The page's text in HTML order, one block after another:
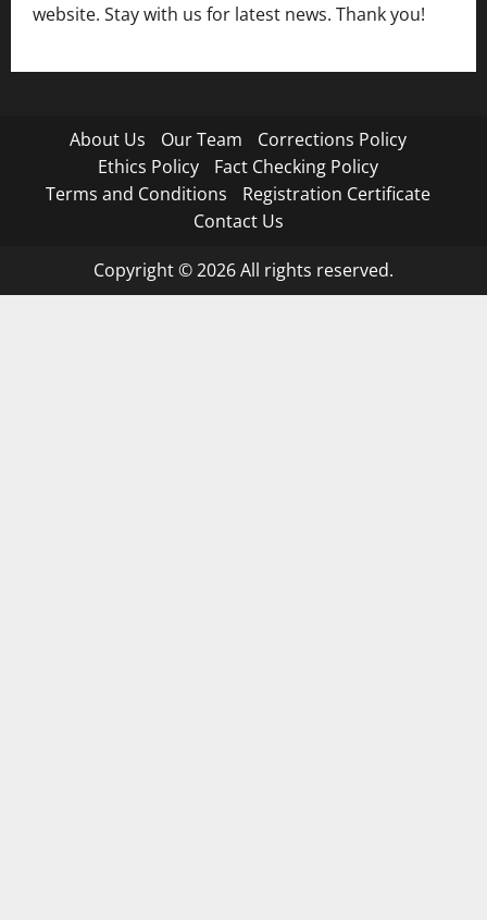
website. Stay with us for latest news. Thank you!
About Us Our Team
Corrections Policy
Ethics Policy
Fact Checking Policy
Terms and Conditions
Registration Certificate
Contact Us
Copyright © 2026 All rights reserved.